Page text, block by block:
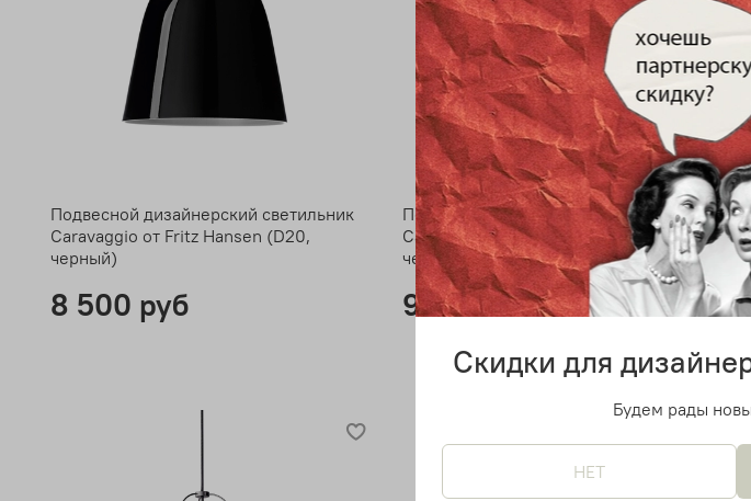
Подвесной дизайнерский светильник
Caravaggio от Fritz Hansen (D20,
черный)
8 500 руб
Подвесной дизайнерский светильник
Caravaggio от Fritz Hansen (D25,
черный)
9 400 руб
Скидки для
Будем рады
НЕТ